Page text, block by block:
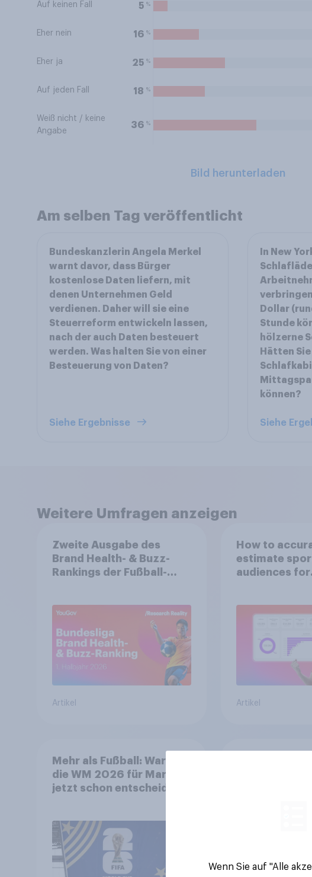
Auf keinen Fall 5 %
Eher nein 16 %
Eher ja 25 %
Auf jeden Fall 18 %
Weiß nicht / keine
Angabe
36 %
Bild herunterladen
Am selben Tag veröffentlicht
Bundeskanzlerin Angela Merkel
warnt davor, dass Bürger
kostenlose Daten liefern, mit
denen Unternehmen Geld
verdienen. Daher will sie eine
Steuerreform entwickeln lassen,
nach der auch Daten besteuert
werden. Was halten Sie von einer
Besteuerung von Daten?
Siehe Ergebnisse
In New
Dollar
Stunde
hölzerne
Hätten
können?
Siehe
Weitere Umfragen anzeigen
Zweite Ausgabe des
Brand Health- & Buzz-
Rankings der Fußball-
Spitzenposition
Artikel
How to
estimate
audiences for
Artikel
Mehr als Fußball: Warum
die WM 2026 für Marken
jetzt schon entscheidend
Sponsoring-
Wenn Sie auf "Alle